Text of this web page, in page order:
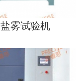
盐雾试验机